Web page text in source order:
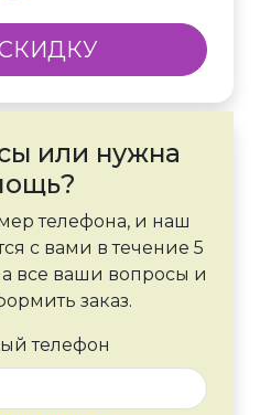
или нужна
телефона, и наш
с вами в течение 5
все ваши вопросы и
заказ.
телефон